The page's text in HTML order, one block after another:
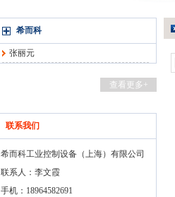
希而科
张丽元
查看更多+
联系我们
希而科工业控制设备（上海）有限公司
联系人：李文霞
手机：18964582691